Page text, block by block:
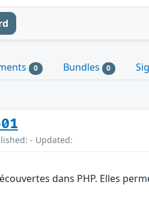
0 Bundles 0
- Updated:
dans PHP. Elles